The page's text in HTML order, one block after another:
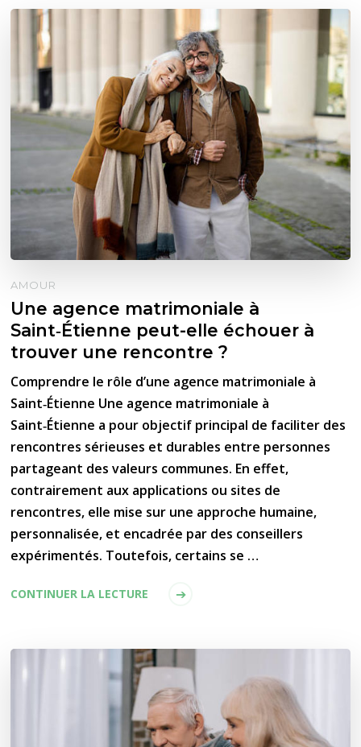
AMOUR
Une agence matrimoniale à
Saint‑Étienne peut-elle échouer à
trouver une rencontre ?
Comprendre le rôle d’une agence matrimoniale à
Saint‑Étienne Une agence matrimoniale à
Saint‑Étienne a pour objectif principal de faciliter des
rencontres sérieuses et durables entre personnes
partageant des valeurs communes. En effet,
contrairement aux applications ou sites de
rencontres, elle mise sur une approche humaine,
personnalisée, et encadrée par des conseillers
expérimentés. Toutefois, certains se …
CONTINUER LA LECTURE